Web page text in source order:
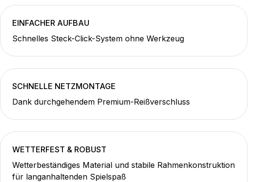
EINFACHER AUFBAU
Schnelles Steck-Click-System ohne Werkzeug
SCHNELLE NETZMONTAGE
Dank durchgehendem Premium-Reißverschluss
WETTERFEST & ROBUST
Wetterbeständiges Material und stabile Rahmenkonstruktion
für langanhaltenden Spielspaß